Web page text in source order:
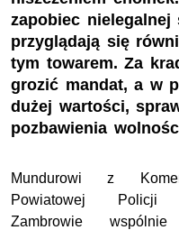
zapobiec nielegalnej
przyglądają się
tym towarem. Za
grozić mandat, a w
dużej wartości,
pozbawienia
Mundurowi z
Powiatowej
Zambrowie